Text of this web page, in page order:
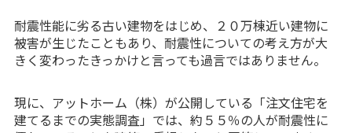
耐震性能に劣る古い建物をはじめ、２０万棟近い建物に
被害が生じたこともあり、耐震性についての考え方が大
きく変わったきっかけと言っても過言ではありません。
現に、アットホーム（株）が公開している「注文住宅を
建てるまでの実態調査」では、約５５％の人が耐震性に